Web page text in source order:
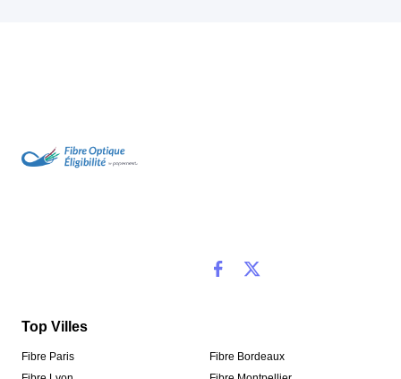
Top Villes
Fibre Paris
Fibre Bordeaux